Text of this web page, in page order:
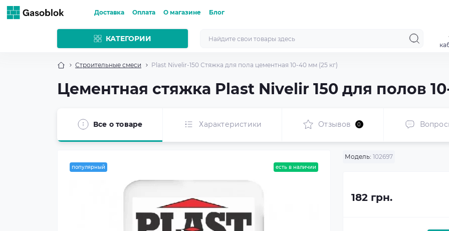
Доставка Оплата О магазине Блог
КАТЕГОРИИ
Строительные смеси Plast Nivelir-150 Стяжка для пола цементная 10-40 мм (25 кг)
Цементная стяжка Plast Nivelir 150 для полов
Все о товаре Характеристики Отзывов 0
популярный есть в наличии
Модель: 102697
182 грн.